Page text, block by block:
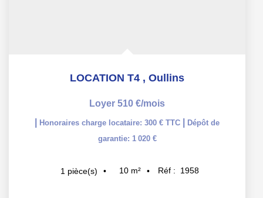
LOCATION T4 , Oullins
Loyer 510 €/mois
Honoraires charge locataire: 300 € TTC
Dépôt de
garantie: 1 020 €
1 pièce(s) 10 m² Réf : 1958